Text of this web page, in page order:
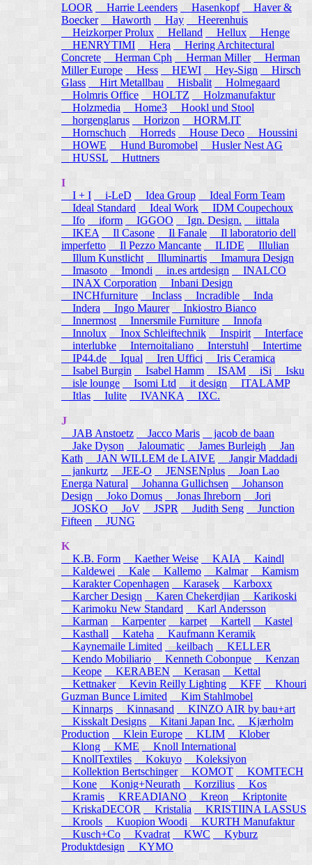
LOOR
Harrie Leenders Hasenkopf
Haver &
Boecker
Haworth Hay
Heerenhuis
Heizkorper Prolux
Helland Hellux
Henge
HENRYTIMI
Hera
Hering Architectural
Concrete
Herman Cph Herman Miller
Herman
Miller Europe
Hess HEWI Hey-Sign
Hirsch
Glass
Hirt Metallbau Hisbalit
Holmegaard
Holmris Office
HOLTZ
Holzmanufaktur
Holzmedia
Home3
Hookl und Stool
horgenglarus
Horizon
HORM.IT
Hornschuch
Horreds House Deco
Houssini
HOWE
Hund Buromobel
Husler Nest AG
HUSSL
Huttners
I
I + I
i-LeD Idea Group
Ideal Form Team
Ideal Standard
Ideal Work
IDM Coupechoux
Ifo
iform IGGOO Ign. Design.
iittala
IKEA
Il Casone Il Fanale
Il laboratorio dell
imperfetto
Il Pezzo Mancante ILIDE
Illulian
Illum Kunstlicht
Illuminartis
Imamura Design
Imasoto
Imondi in.es artdesign
INALCO
INAX Corporation
Inbani Design
INCHfurniture
Inclass Incradible
Inda
Indera
Ingo Maurer
Inkiostro Bianco
Innermost
Innersmile Furniture
Innofa
Innolux
Inox Schleiftechnik Inspirit
Interface
interlubke
Internoitaliano Interstuhl
Intertime
IP44.de
Iqual Iren Uffici
Iris Ceramica
Isabel Burgin
Isabel Hamm ISAM iSi Isku
isle lounge
Isomi Ltd it design
ITALAMP
Itlas
Iulite IVANKA IXC.
J
JAB Anstoetz
Jacco Maris
jacob de baan
Jake Dyson
Jaloumatic James Burleigh
Jan
Kath
JAN WILLEM de LAIVE
Jangir Maddadi
jankurtz JEE-O JENSENplus
Joan Lao
Energa Natural
Johanna Gullichsen
Johanson
Design
Joko Domus Jonas Ihreborn
Jori
JOSKO
JoV JSPR Judith Seng
Junction
Fifteen
JUNG
K
K.B. Form
Kaether Weise KAIA
Kaindl
Kaldewei
Kale Kallemo Kalmar
Kamism
Karakter Copenhagen
Karasek
Karboxx
Karcher Design
Karen Chekerdjian
Karikoski
Karimoku New Standard
Karl Andersson
Karman
Karpenter karpet Kartell
Kastel
Kasthall
Kateha
Kaufmann Keramik
Kaynemaile Limited keilbach
KELLER
Kendo Mobiliario
Kenneth Cobonpue
Kenzan
Keope
KERABEN Kerasan
Kettal
Kettnaker Kevin Reilly Lighting KFF
Khouri
Guzman Bunce Limited
Kim Stahlmobel
Kinnarps
Kinnasand
KINZO AIR by bau+art
Kisskalt Designs
Kitani Japan Inc.
Kjærholm
Production
Klein Europe KLIM
Klober
Klong
KME
Knoll International
KnollTextiles
Kokuyo
Koleksiyon
Kollektion Bertschinger KOMOT
KOMTECH
Kone
Konig+Neurath Korzilius
Kos
Kramis
KREADIANO Kreon
Kriptonite
KriskaDECOR
Kristalia
KRISTIINA LASSUS
Krools
Kuopion Woodi
KURTH Manufaktur
Kusch+Co
Kvadrat KWC
Kyburz
Produktdesign
KYMO